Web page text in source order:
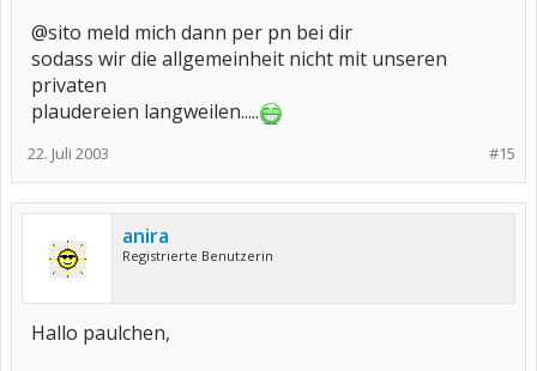
@sito meld mich dann per pn bei dir
sodass wir die allgemeinheit nicht mit unseren
privaten
plaudereien langweilen.....
#15
22. Juli 2003
anira
Registrierte Benutzerin
Hallo paulchen,